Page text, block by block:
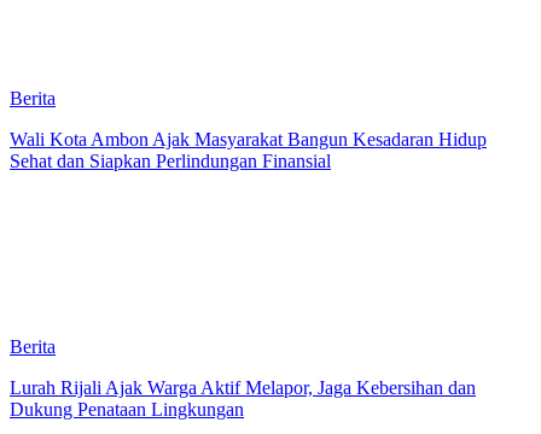
Berita
Wali Kota Ambon Ajak Masyarakat Bangun Kesadaran Hidup
Sehat dan Siapkan Perlindungan Finansial
Berita
Lurah Rijali Ajak Warga Aktif Melapor, Jaga Kebersihan dan
Dukung Penataan Lingkungan